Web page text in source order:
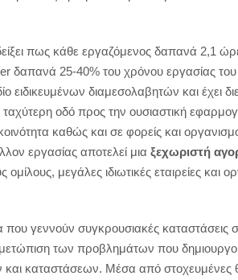
δείξει πως κάθε εργαζόμενος δαπανά
δαπανά 25-40% του χρόνου εργασίας
ειδικευμένων διαμεσολαβητών και
οδό προς την ουσιαστική
καθώς και σε φορείς και
εργασίας αποτελεί μια ξεχωριστή
ομίλους, μεγάλες ιδιωτικές εταιρείες και
που γεννούν συγκρουσιακές
των προβλημάτων που
καταστάσεων. Μέσα από στοχευμένες